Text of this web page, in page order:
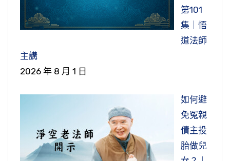
第101
集｜悟
道法師
主講
2026 年 8 月 1 日
如何避
免冤親
債主投
胎做兒